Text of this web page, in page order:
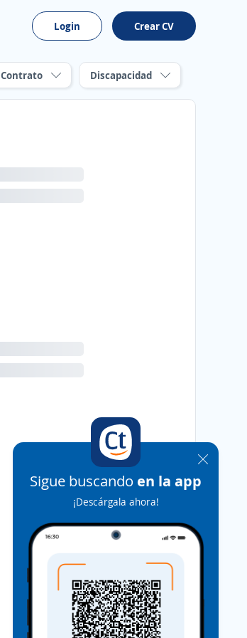
Login Crear CV
Contrato Discapacidad
Sigue buscando en la app
¡Descárgala ahora!